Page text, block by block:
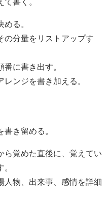
る。
の分量をリストアップす
番に書き出す。
ンジを書き加える。
き留める。
ら覚めた直後に、覚えてい
人物、出来事、感情を詳細